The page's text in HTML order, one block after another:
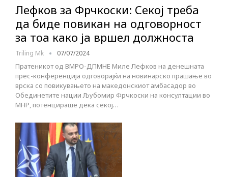
Лефков за Фрчкоски: Секој треба
да биде повикан на одговорност
за тоа како ја вршел должноста
Triling Mk 07/07/2024
Пратеникот од ВМРО-ДПМНЕ Миле Лефков на денешната
прес-конференција одговорајќи на новинарско прашање во
врска со повикувањето на македонскиот амбасадор во
Обединетите нации Љубомир Фрчкоски на консултации во
МНР, потенцираше дека секој…